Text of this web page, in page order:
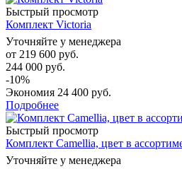
Быстрый просмотр
Комплект Victoria
Уточняйте у менеджера
от 219 600 руб.
244 000 руб.
-10%
Экономия 24 400 руб.
Подробнее
Быстрый просмотр
Комплект Camellia, цвет в
Уточняйте у менеджера